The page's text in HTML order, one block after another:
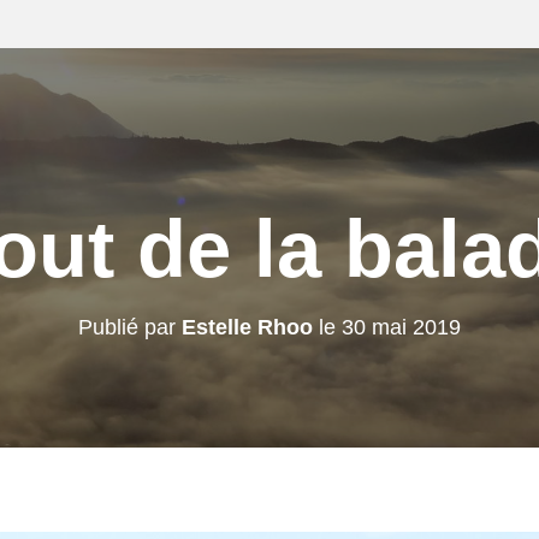
de la
Publié par Estelle Rhoo le 30 mai 2019